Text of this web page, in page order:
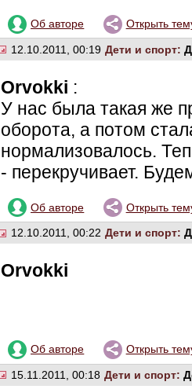
Об авторе Открыть
12.10.2011, 00:19 Дети и спорт:
Orvokki :
У нас была такая же
оборота, а потом
нормализовалось.
- перекручивает.
Об авторе Открыть
12.10.2011, 00:22 Дети и спорт:
Orvokki
Об авторе Открыть
15.11.2011, 00:18 Дети и спорт: